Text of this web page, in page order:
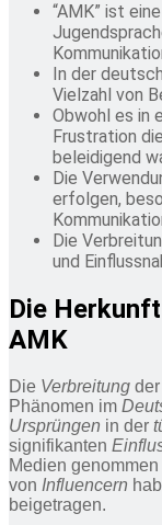
“AMK” ist
In der
Vielzahl von
Obwohl es in
Frustration
beleidigend
Die
erfolgen,
Die
und
Die
AMK
Die Verbreitung
Phänomen im
Ursprüngen in der
signifikanten
Medien
von Influencern
beigetragen.